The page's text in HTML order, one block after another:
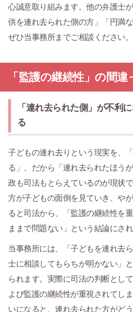
心誠意取り組みます。他の弁護士
供を連れ去られた側の方」「円満
ぜひ当事務所までご相談ください。
「監護の継続性」の間
「連れ去られた側」が不利
る
子どもの連れ去りという現実を、
る」、だから「連れ去られたほう
政も司法もとらえているのが現状
方が子どもの面倒を見ていき、や
ると司法から、「監護の継続性を
ままで問題ない」という結論にさ
当事務所には、「子どもを連れ去
士に相談してもらちが明かない」
られます。実際に司法の判断とし
よび監護の継続性が重視されてし
いになると、連れ去られた方がど